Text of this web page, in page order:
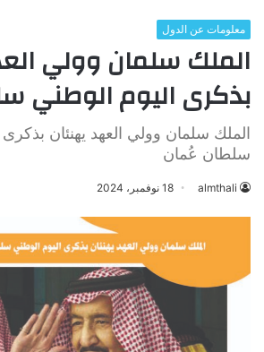
معلومات عن الدول
الملك سلمان وولي
بذكرى اليوم الوطني
الملك سلمان وولي العهد يهنئان بذكرى
سلطان عُمان
almthali 18 نوفمبر، 2024